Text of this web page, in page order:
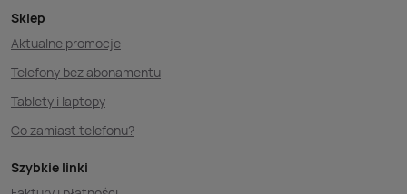
Sklep
Aktualne promocje
Telefony bez abonamentu
Tablety i laptopy
Co zamiast telefonu?
Szybkie linki